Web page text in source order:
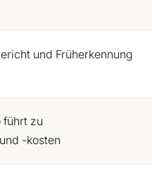
und Früherkennung
führt zu
-kosten